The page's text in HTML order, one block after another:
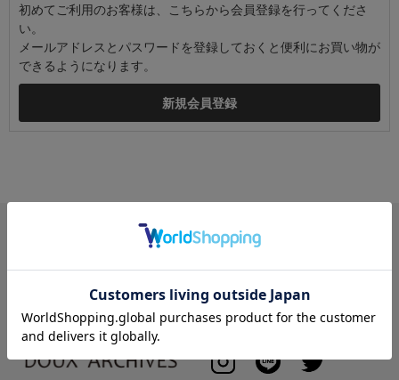
初めてご利用のお客様は、こちらから会員登録を行ってくださ
い。
メールアドレスとパスワードを登録しておくと便利にお買い物が
できるようになります。